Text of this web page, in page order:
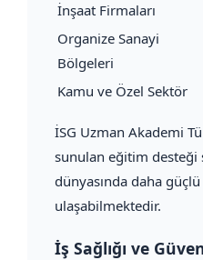
İnşaat Firmaları
Organize Sanayi
Bölgeleri
Kamu ve Özel Sektör
İSG Uzman Akademi
sunulan eğitim desteği
dünyasında daha
ulaşabilmektedir.
İş Sağlığı ve